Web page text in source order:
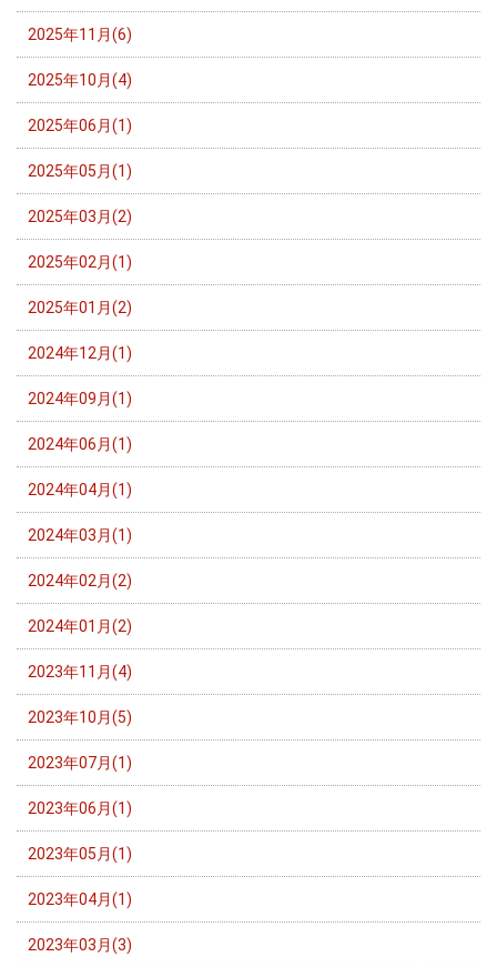
2025年11月(6)
2025年10月(4)
2025年06月(1)
2025年05月(1)
2025年03月(2)
2025年02月(1)
2025年01月(2)
2024年12月(1)
2024年09月(1)
2024年06月(1)
2024年04月(1)
2024年03月(1)
2024年02月(2)
2024年01月(2)
2023年11月(4)
2023年10月(5)
2023年07月(1)
2023年06月(1)
2023年05月(1)
2023年04月(1)
2023年03月(3)